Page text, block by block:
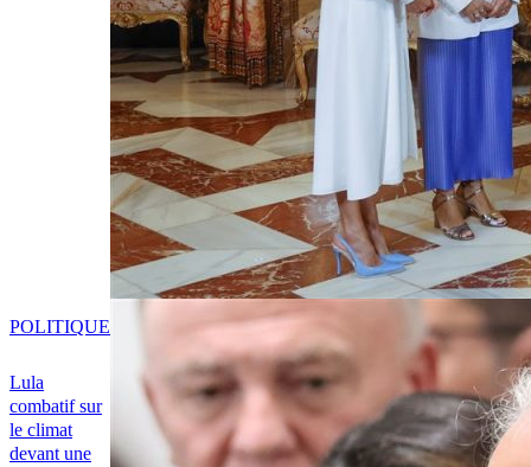
Lula
combatif sur
le climat
devant une
POLITIQUE